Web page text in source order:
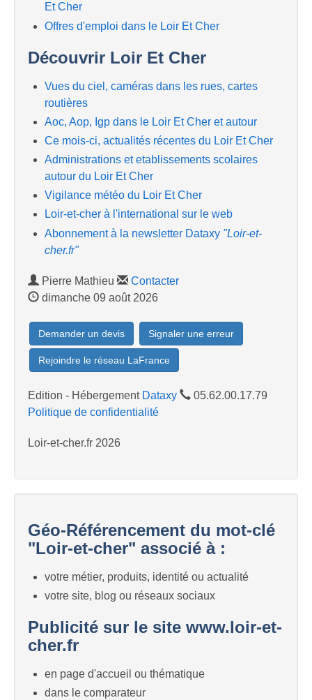
Et Cher
Offres d'emploi dans le Loir Et Cher
Découvrir Loir Et Cher
Vues du ciel, caméras dans les rues, cartes
routières
Aoc, Aop, Igp dans le Loir Et Cher et autour
Ce mois-ci, actualités récentes du Loir Et Cher
Administrations et etablissements scolaires
autour du Loir Et Cher
Vigilance météo du Loir Et Cher
Loir-et-cher à l'international sur le web
Abonnement à la newsletter Dataxy "Loir-et-
cher.fr"
Pierre Mathieu
Contacter
dimanche 09 août 2026
Demander un devis Signaler une erreur
Rejoindre le réseau LaFrance
Edition - Hébergement Dataxy
05.62.00.17.79
Politique de confidentialité
Loir-et-cher.fr 2026
Géo-Référencement du mot-clé
"Loir-et-cher" associé à :
votre métier, produits, identité ou actualité
votre site, blog ou réseaux sociaux
Publicité sur le site www.loir-et-
cher.fr
en page d'accueil ou thématique
dans le comparateur